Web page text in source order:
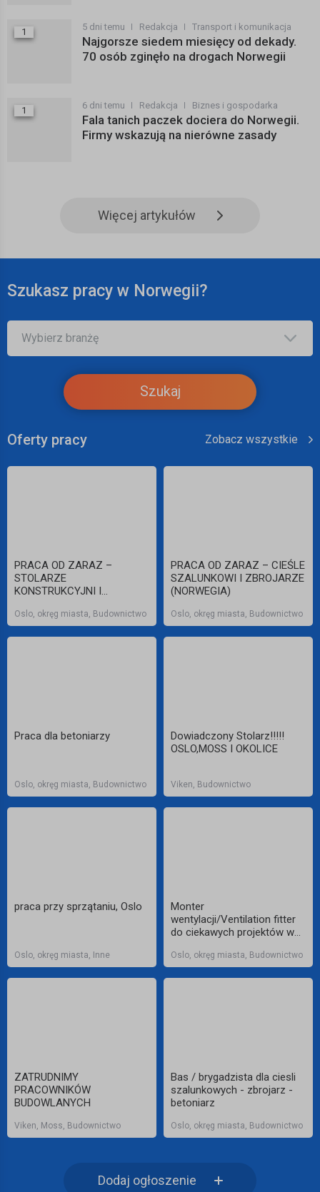
1 5 dni temu Redakcja Transport i komunikacja
Najgorsze siedem miesięcy od dekady.
70 osób zginęło na drogach Norwegii
1 6 dni temu Redakcja Biznes i gospodarka
Fala tanich paczek dociera do Norwegii.
Firmy wskazują na nierówne zasady
Więcej artykułów
Szukasz pracy w Norwegii?
Szukaj
Oferty pracy Zobacz wszystkie
PRACA OD ZARAZ –
STOLARZE
KONSTRUKCYJNI I
(GK) (NORWEGIA, Oslo oraz
okolice Horten,
Oslo, okręg miasta, Budownictwo
PRACA OD ZARAZ – CIEŚLE
SZALUNKOWI I ZBROJARZE
(NORWEGIA)
Oslo, okręg miasta, Budownictwo
Praca dla betoniarzy
Oslo, okręg miasta, Budownictwo
Dowiadczony Stolarz!!!!!
OSLO,MOSS I OKOLICE
Viken, Budownictwo
praca przy sprzątaniu, Oslo
Oslo, okręg miasta, Inne
Monter
wentylacji/Ventilation fitter
do ciekawych projektów w
Oslo, okręg miasta, Budownictwo
ZATRUDNIMY
PRACOWNIKÓW
BUDOWLANYCH
Viken, Moss, Budownictwo
Bas / brygadzista dla ciesli
szalunkowych - zbrojarz -
betoniarz
Oslo, okręg miasta, Budownictwo
Dodaj ogłoszenie